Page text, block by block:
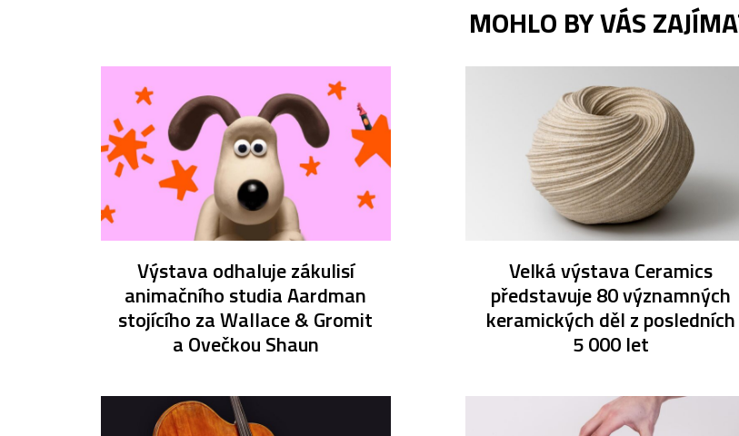
MOHLO BY VÁS
Výstava odhaluje zákulisí
animačního studia Aardman
stojícího za Wallace & Gromit
a Ovečkou Shaun
Velká výstava Ceramics
představuje 80 významných
keramických děl z posledních
5 000 let